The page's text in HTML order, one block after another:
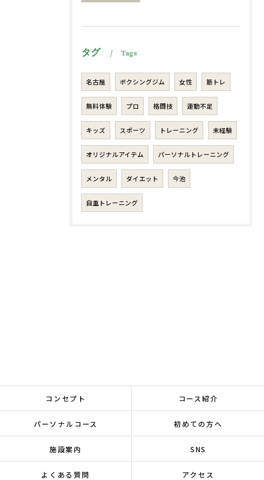
タグ Tags
名古屋 ボクシングジム 女性 筋トレ
無料体験 プロ 格闘技 運動不足
キッズ スポーツ トレーニング 未経験
オリジナルアイテム パーソナルトレーニング
メンタル ダイエット 今池
自重トレーニング
コンセプト コース紹介
パーソナルコース 初めての方へ
施設案内 SNS
よくある質問 アクセス